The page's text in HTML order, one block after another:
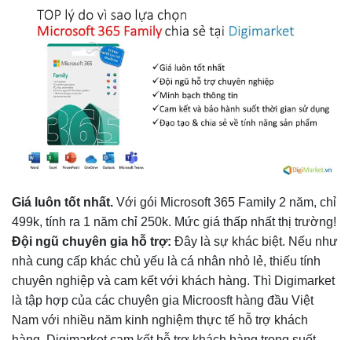
Giá luôn tốt nhất. Với gói Microsoft 365 Family 2 năm, chỉ
499k, tính ra 1 năm chỉ 250k. Mức giá thấp nhất thị trường!
Đội ngũ chuyên gia hỗ trợ: Đây là sự khác biệt. Nếu như
nhà cung cấp khác chủ yếu là cá nhân nhỏ lẻ, thiếu tính
chuyên nghiệp và cam kết với khách hàng. Thì Digimarket
là tập hợp của các chuyên gia Microosft hàng đầu Việt
Nam với nhiều năm kinh nghiệm thực tế hỗ trợ khách